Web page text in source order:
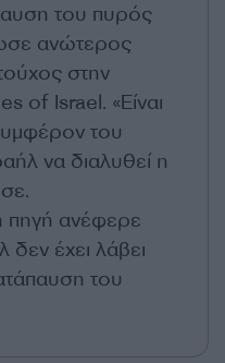
του πυρός
ανώτερος
στην
of Israel. «Είναι
του
να διαλυθεί η
πηγή ανέφερε
δεν έχει λάβει
του